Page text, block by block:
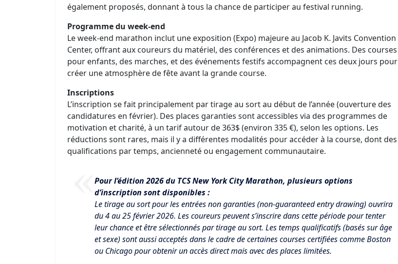
également proposés, donnant à tous la chance de participer au festival running.
Programme du week-end
Le week-end marathon inclut une exposition (Expo) majeure au Jacob K. Javits Convention
Center, offrant aux coureurs du matériel, des conférences et des animations. Des courses
pour enfants, des marches, et des événements festifs accompagnent ces deux jours pour
créer une atmosphère de fête avant la grande course.
Inscriptions
L’inscription se fait principalement par tirage au sort au début de l’année (ouverture des
candidatures en février). Des places garanties sont accessibles via des programmes de
motivation et charité, à un tarif autour de 363$ (environ 335 €), selon les options. Les
réductions sont rares, mais il y a différentes modalités pour accéder à la course, dont des
qualifications par temps, ancienneté ou engagement communautaire.
Pour l’édition 2026 du TCS New York City Marathon, plusieurs options
d’inscription sont disponibles :
Le tirage au sort pour les entrées non garanties (non-guaranteed entry drawing) ouvrira
du 4 au 25 février 2026. Les coureurs peuvent s’inscrire dans cette période pour tenter
leur chance et être sélectionnés par tirage au sort. Les temps qualificatifs (basés sur âge
et sexe) sont aussi acceptés dans le cadre de certaines courses certifiées comme Boston
ou Chicago pour obtenir un accès direct mais avec des places limitées.